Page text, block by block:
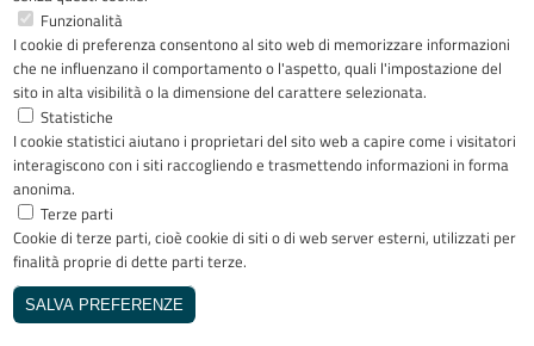
Funzionalità
I cookie di preferenza consentono al sito web di memorizzare informazioni
che ne influenzano il comportamento o l'aspetto, quali l'impostazione del
sito in alta visibilità o la dimensione del carattere selezionata.
Statistiche
I cookie statistici aiutano i proprietari del sito web a capire come i visitatori
interagiscono con i siti raccogliendo e trasmettendo informazioni in forma
anonima.
Terze parti
Cookie di terze parti, cioè cookie di siti o di web server esterni, utilizzati per
finalità proprie di dette parti terze.
SALVA PREFERENZE
Riconoscimenti
Copyright © 2005-2023 - ASST Papa
Giovanni XXIII - Piazza OMS 1 24127
Bergamo - Tutti i diritti riservati